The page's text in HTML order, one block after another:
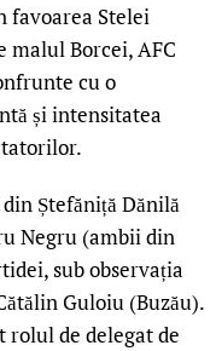
favoarea Stelei
malul Borcei, AFC
cu o
și intensitatea
Ștefăniță Dănilă
Negru (ambii din
sub observația
Guloiu (Buzău).
rolul de delegat de